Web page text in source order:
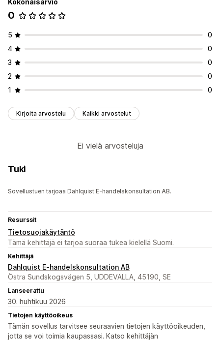
Kokonaisarvio
0
5
0
4
0
3
0
2
0
1
0
Kirjoita arvostelu Kaikki arvostelut
Ei vielä arvosteluja
Tuki
Sovellustuen tarjoaa Dahlquist E-handelskonsultation AB.
Resurssit
Tietosuojakäytäntö
Tämä kehittäjä ei tarjoa suoraa tukea kielellä Suomi.
Kehittäjä
Dahlquist E-handelskonsultation AB
Östra Sundskogsvägen 5, UDDEVALLA, 45190, SE
Lanseerattu
30. huhtikuu 2026
Tietojen käyttöoikeus
Tämän sovellus tarvitsee seuraavien tietojen käyttöoikeuden,
jotta se voi toimia kaupassasi. Katso kehittäjän